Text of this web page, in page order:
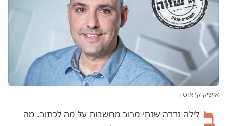
אושיק קראוס |
ב לילה נדדה שנתי מרוב מחשבות על מה לכתוב. מה